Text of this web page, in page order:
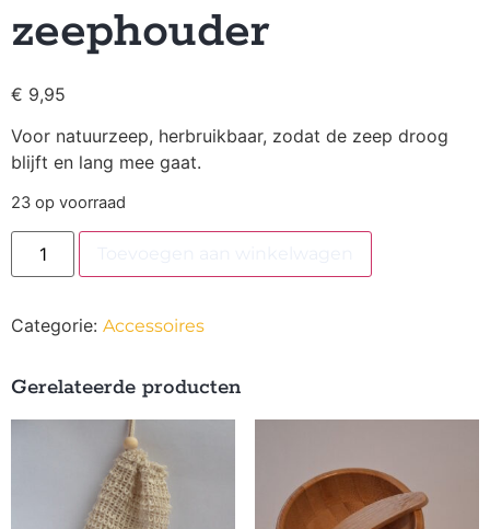
zeephouder
€ 9,95
Voor natuurzeep, herbruikbaar, zodat de zeep droog
blijft en lang mee gaat.
23 op voorraad
Categorie: Accessoires
Gerelateerde producten